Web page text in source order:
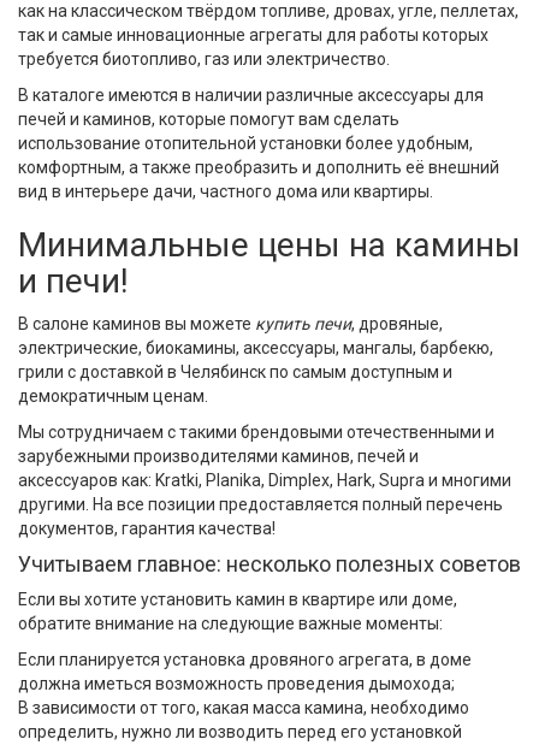
как на классическом твёрдом топливе, дровах, угле, пеллетах,
так и самые инновационные агрегаты для работы которых
требуется биотопливо, газ или электричество.
В каталоге имеются в наличии различные аксессуары для
печей и каминов, которые помогут вам сделать
использование отопительной установки более удобным,
комфортным, а также преобразить и дополнить её внешний
вид в интерьере дачи, частного дома или квартиры.
Минимальные цены на камины
и печи!
В салоне каминов вы можете купить печи, дровяные,
электрические, биокамины, аксессуары, мангалы, барбекю,
грили с доставкой в Челябинск по самым доступным и
демократичным ценам.
Мы сотрудничаем с такими брендовыми отечественными и
зарубежными производителями каминов, печей и
аксессуаров как: Kratki, Planika, Dimplex, Hark, Supraи многими
другими. На все позиции предоставляется полный перечень
документов, гарантия качества!
Учитываем главное: несколько полезных советов
Если вы хотите установить камин в квартире или доме,
обратите внимание на следующие важные моменты:
Если планируется установка дровяного агрегата, в доме
должна иметься возможность проведения дымохода;
В зависимости от того, какая масса камина, необходимо
определить, нужно ли возводить перед его установкой